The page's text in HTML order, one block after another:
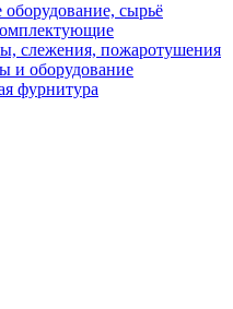
сырьё
слежения, пожаротушения
и оборудование
фурнитура